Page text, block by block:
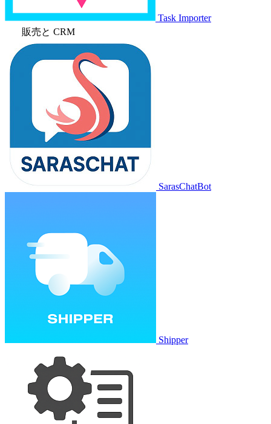
Task Importer
販売と CRM
SarasChatBot
Shipper